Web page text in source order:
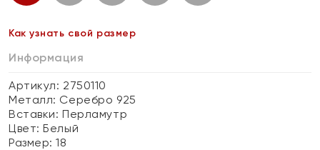
Как узнать свой размер
Информация
Артикул: 2750110
Металл: Серебро 925
Вставки:Перламутр
Цвет:Белый
Размер:18